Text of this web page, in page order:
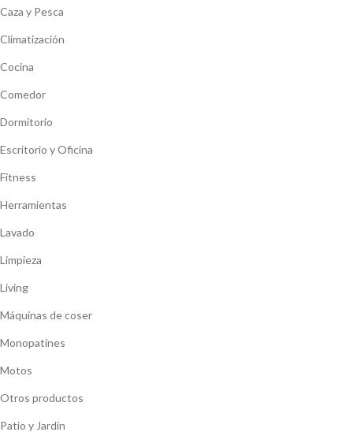
Caza y Pesca
Climatización
Cocina
Comedor
Dormitorio
Escritorio y Oficina
Fitness
Herramientas
Lavado
Limpieza
Living
Máquinas de coser
Monopatines
Motos
Otros productos
Patio y Jardín